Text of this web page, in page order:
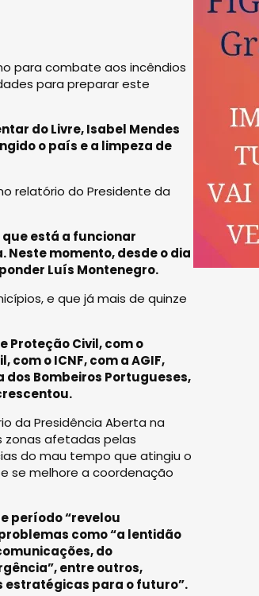
para combate aos incêndios
para preparar este
do Livre, Isabel Mendes
o país e a limpeza de
relatório do Presidente da
que está a funcionar
Neste momento, desde o dia
Luís Montenegro.
e que já mais de quinze
Proteção Civil, com o
o ICNF, com a AGIF,
dos Bombeiros Portugueses,
da Presidência Aberta na
zonas afetadas pelas
do mau tempo que atingiu o
se melhore a coordenação
período “revelou
como “a lentidão
do
entre outros,
estratégicas para o futuro”.